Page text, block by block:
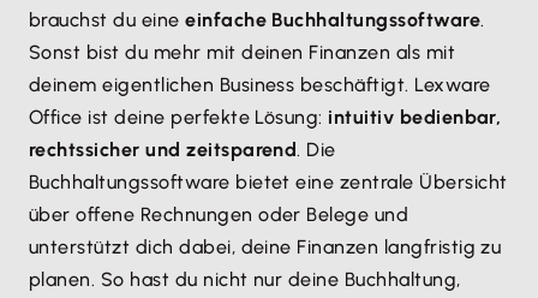
brauchst du eineeinfache Buchhaltungssoftware.
Sonst bist du mehr mit deinen Finanzen als mit
deinem eigentlichen Business beschäftigt. Lexware
Office ist deine perfekte Lösung: intuitiv bedienbar,
rechtssicher und zeitsparend. Die
Buchhaltungssoftware bietet eine zentrale Übersicht
über offene Rechnungen oder Belege und
unterstützt dich dabei, deine Finanzen langfristig zu
planen. So hast du nicht nur deine Buchhaltung,